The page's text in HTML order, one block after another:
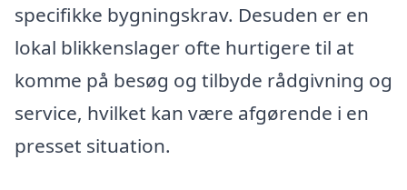
specifikke bygningskrav. Desuden er en
lokal blikkenslager ofte hurtigere til at
komme på besøg og tilbyde rådgivning og
service, hvilket kan være afgørende i en
presset situation.